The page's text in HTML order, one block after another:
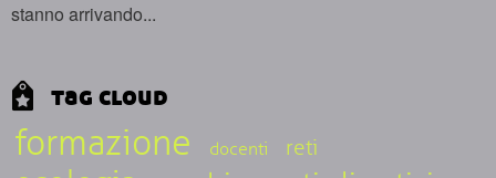
stanno arrivando...
tag cloud
formazione docenti reti